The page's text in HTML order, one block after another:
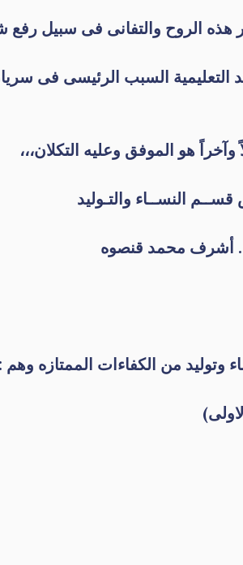
الروح والتفانى فى سبيل رفع
التعليمية السبب الرئيسى فى
وآخراً هو الموفق وعليه التكلان،،،
النســاء والتـوليد
أشرف محمد قنصوه